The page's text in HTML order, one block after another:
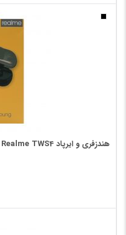
هندزفری و ایرپاد Realme TWS4